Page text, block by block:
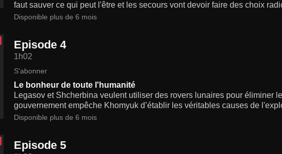
faut sauver ce qui peut l'être et les secours vont devoir faire des choix
Disponible plus de 6 mois
Episode 4
1h02
S'abonner
Le bonheur de toute l'humanité
Legasov et Shcherbina veulent utiliser des rovers lunaires pour éliminer
gouvernement empêche Khomyuk d’établir les véritables causes de
Disponible plus de 6 mois
Episode 5